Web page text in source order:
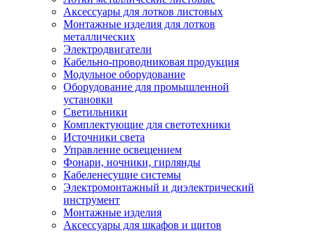
Аксессуары для лотков листовых
Монтажные изделия для лотков
металлических
Электродвигатели
Кабельно-проводниковая продукция
Модульное оборудование
Оборудование для промышленной
установки
Светильники
Комплектующие для светотехники
Источники света
Управление освещением
Фонари, ночники, гирлянды
Кабеленесущие системы
Электромонтажный и диэлектрический
инструмент
Монтажные изделия
Аксессуары для шкафов и щитов